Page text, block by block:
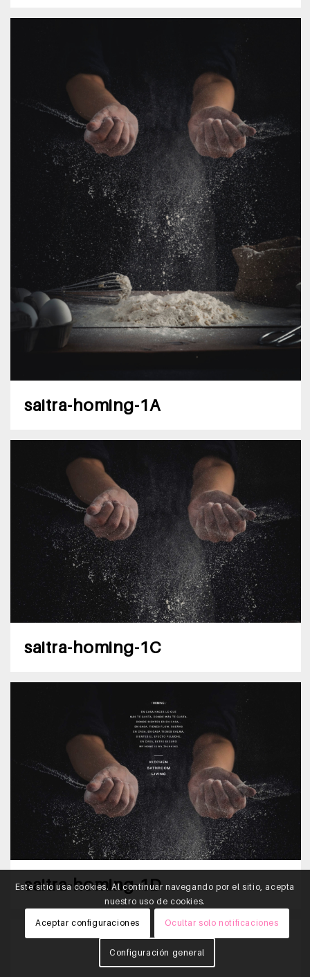
saitra-homing-1A
saitra-homing-1C
saitra-homing-1D
Este sitio usa cookies. Al continuar navegando por el sitio, acepta
nuestro uso de cookies.
Aceptar configuraciones Ocultar solo notificaciones
Configuración general